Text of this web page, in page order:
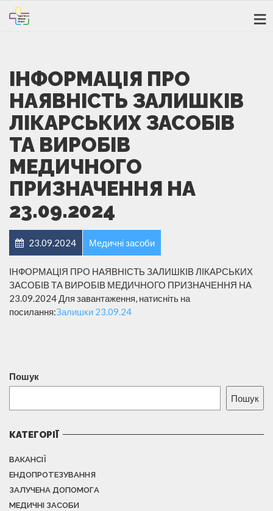
ІНФОРМАЦІЯ ПРО
НАЯВНІСТЬ ЗАЛИШКІВ
ЛІКАРСЬКИХ ЗАСОБІВ
ТА ВИРОБІВ
МЕДИЧНОГО
ПРИЗНАЧЕННЯ НА
23.09.2024
23.09.2024 Медичні засоби
ІНФОРМАЦІЯ ПРО НАЯВНІСТЬ ЗАЛИШКІВ ЛІКАРСЬКИХ
ЗАСОБІВ ТА ВИРОБІВ МЕДИЧНОГО ПРИЗНАЧЕННЯ НА
23.09.2024 Для завантаження, натисніть на
посилання:Залишки 23.09.24
Пошук
Пошук
КАТЕГОРІЇ
ВАКАНСІЇ
ЕНДОПРОТЕЗУВАННЯ
ЗАЛУЧЕНА ДОПОМОГА
МЕДИЧНІ ЗАСОБИ